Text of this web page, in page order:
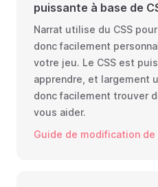
puissante à base de
Narrat utilise du CSS
donc facilement
votre jeu. Le CSS est
apprendre, et largement
donc facilement trouver
vous aider.
Guide de modification